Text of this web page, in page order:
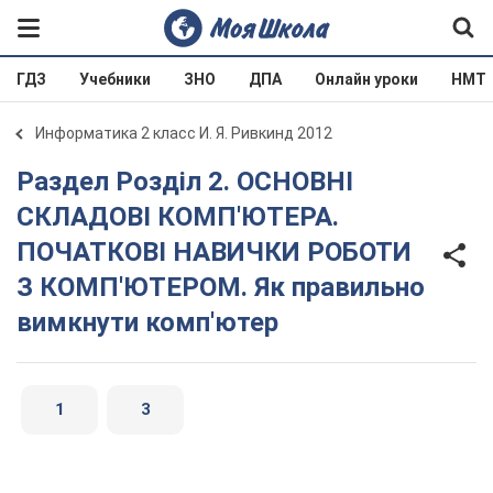
ГДЗ Учебники ЗНО ДПА Онлайн уроки НМТ
Информатика 2 класс И. Я. Ривкинд 2012
Раздел Розділ 2. ОСНОВНІ
СКЛАДОВІ КОМП'ЮТЕРА.
ПОЧАТКОВІ НАВИЧКИ РОБОТИ
З КОМП'ЮТЕРОМ. Як правильно
вимкнути комп'ютер
1 3